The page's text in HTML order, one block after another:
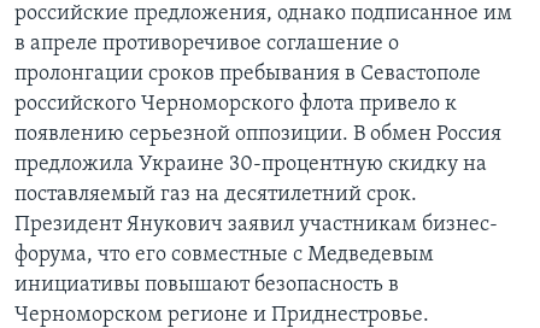
российские предложения, однако подписанное им
в апреле противоречивое соглашение о
пролонгации сроков пребывания в Севастополе
российского Черноморского флота привело к
появлению серьезной оппозиции. В обмен Россия
предложила Украине 30-процентную скидку на
поставляемый газ на десятилетний срок.
Президент Янукович заявил участникам бизнес-
форума, что его совместные с Медведевым
инициативы повышают безопасность в
Черноморском регионе и Приднестровье.